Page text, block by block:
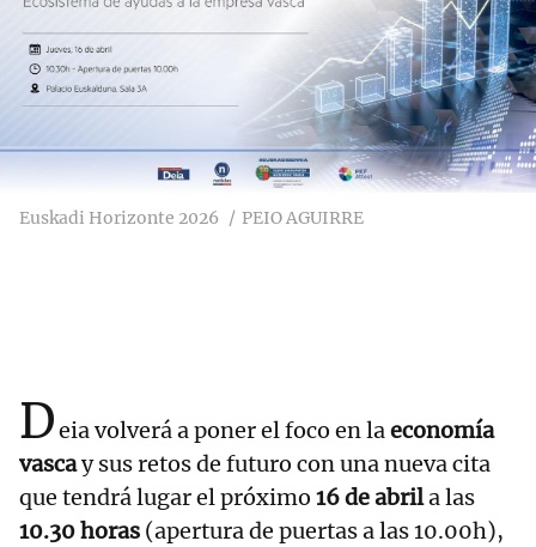
Euskadi Horizonte 2026 PEIO AGUIRRE
Deia volverá a poner el foco en laeconomía
vascay sus retos de futuro con una nueva cita
que tendrá lugar el próximo 16 de abrila las
10.30horas (apertura de puertas a las 10.00h),